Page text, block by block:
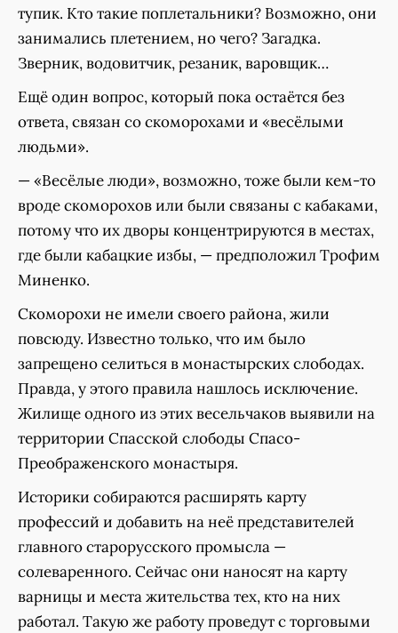
тупик. Кто такие поплетальники? Возможно, они
занимались плетением, но чего? Загадка.
Зверник, водовитчик, резаник, варовщик…
Ещё один вопрос, который пока остаётся без
ответа, связан со скоморохами и «весёлыми
людьми».
— «Весёлые люди», возможно, тоже были кем-то
вроде скоморохов или были связаны с кабаками,
потому что их дворы концентрируются в местах,
где были кабацкие избы, — предположил Трофим
Миненко.
Скоморохи не имели своего района, жили
повсюду. Известно только, что им было
запрещено селиться в монастырских слободах.
Правда, у этого правила нашлось исключение.
Жилище одного из этих весельчаков выявили на
территории Спасской слободы Спасо-
Преображенского монастыря.
Историки собираются расширять карту
профессий и добавить на неё представителей
главного старорусского промысла —
солеваренного. Сейчас они наносят на карту
варницы и места жительства тех, кто на них
работал. Такую же работу проведут с торговыми